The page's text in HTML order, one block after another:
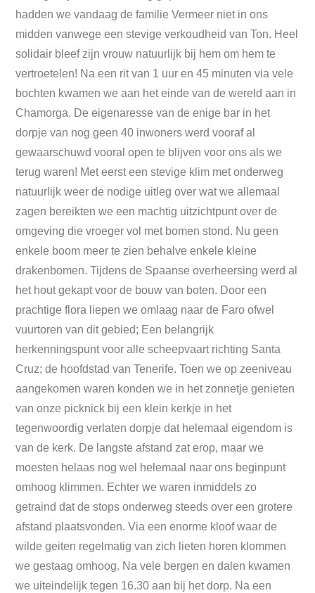
hadden we vandaag de familie Vermeer niet in ons
midden vanwege een stevige verkoudheid van Ton. Heel
solidair bleef zijn vrouw natuurlijk bij hem om hem te
vertroetelen! Na een rit van 1 uur en 45 minuten via vele
bochten kwamen we aan het einde van de wereld aan in
Chamorga. De eigenaresse van de enige bar in het
dorpje van nog geen 40 inwoners werd vooraf al
gewaarschuwd vooral open te blijven voor ons als we
terug waren! Met eerst een stevige klim met onderweg
natuurlijk weer de nodige uitleg over wat we allemaal
zagen bereikten we een machtig uitzichtpunt over de
omgeving die vroeger vol met bomen stond. Nu geen
enkele boom meer te zien behalve enkele kleine
drakenbomen. Tijdens de Spaanse overheersing werd al
het hout gekapt voor de bouw van boten. Door een
prachtige flora liepen we omlaag naar de Faro ofwel
vuurtoren van dit gebied; Een belangrijk
herkenningspunt voor alle scheepvaart richting Santa
Cruz; de hoofdstad van Tenerife. Toen we op zeeniveau
aangekomen waren konden we in het zonnetje genieten
van onze picknick bij een klein kerkje in het
tegenwoordig verlaten dorpje dat helemaal eigendom is
van de kerk. De langste afstand zat erop, maar we
moesten helaas nog wel helemaal naar ons beginpunt
omhoog klimmen. Echter we waren inmiddels zo
getraind dat de stops onderweg steeds over een grotere
afstand plaatsvonden. Via een enorme kloof waar de
wilde geiten regelmatig van zich lieten horen klommen
we gestaag omhoog. Na vele bergen en dalen kwamen
we uiteindelijk tegen 16.30 aan bij het dorp. Na een